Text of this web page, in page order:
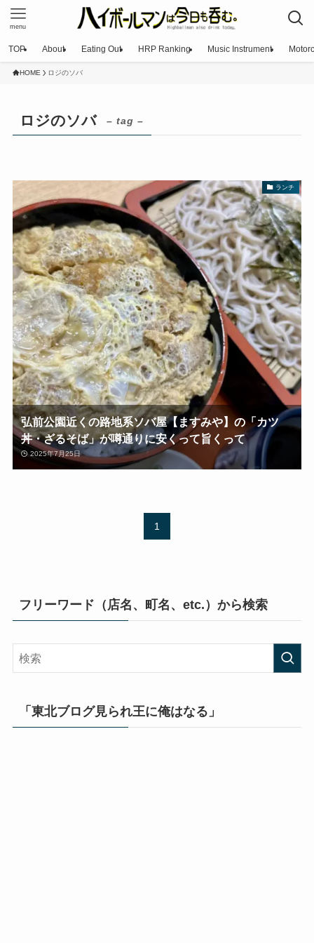
menu
TOP About Eating Out HRP Ranking Music Instrument
HOME ロジのソバ
ロジのソバ – tag –
ランチ
弘前公園近くの路地系ソバ屋【ますみや】の「カツ
丼・ざるそば」が噂通りに安くって旨くって
2025年7月25日
1
フリーワード（店名、町名、etc.）から検索
「東北ブログ見られ王に俺はなる」